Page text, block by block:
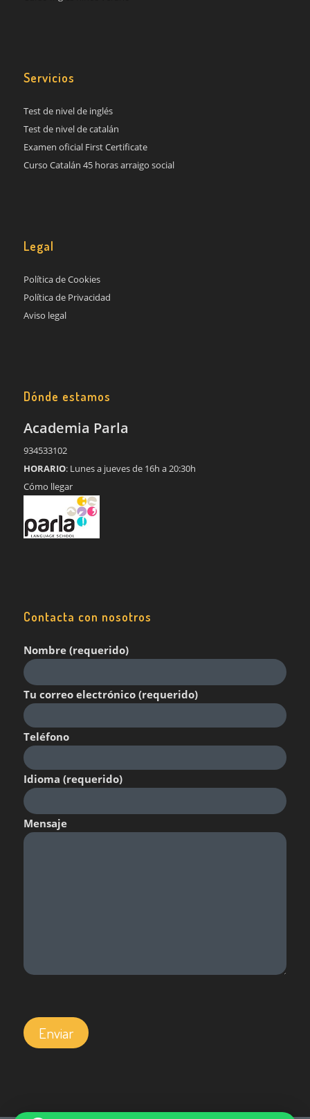
Servicios
Test de nivel de inglés
Test de nivel de catalán
Examen oficial First Certificate
Curso Catalán 45 horas arraigo social
Legal
Política de Cookies
Política de Privacidad
Aviso legal
Dónde estamos
Academia Parla
934533102
HORARIO: Lunes a jueves de 16h a 20:30h
Cómo llegar
Contacta con nosotros
Nombre (requerido)
Tu correo electrónico (requerido)
Teléfono
Idioma (requerido)
Mensaje